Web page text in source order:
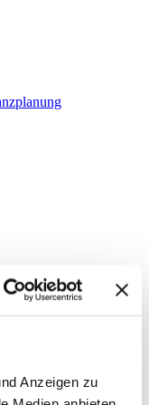
Anzeigen zu